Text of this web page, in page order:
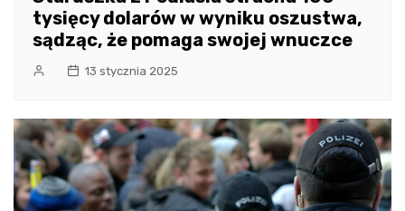
tysięcy dolarów w wyniku oszustwa,
sądząc, że pomaga swojej wnuczce
13 stycznia 2025